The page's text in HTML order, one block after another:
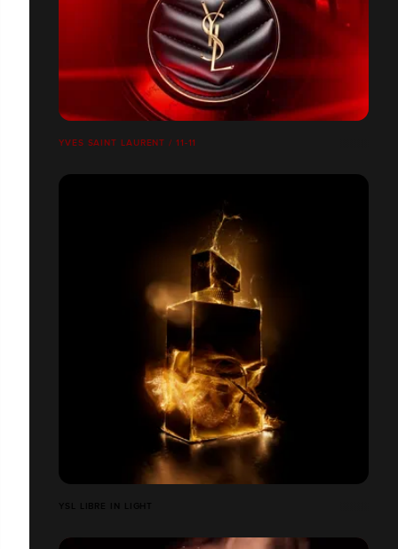
YVES SAINT LAURENT / 11-11
YSL LIBRE IN LIGHT